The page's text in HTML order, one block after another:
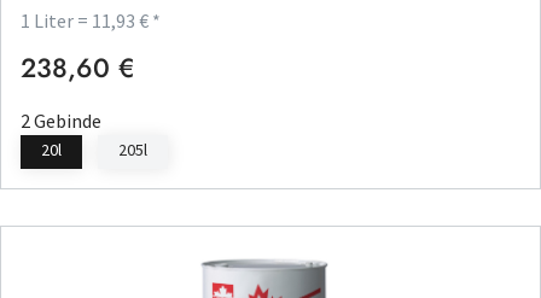
1 Liter = 11,93 € *
Regulärer Preis:
238,60 €
2 Gebinde
20l 205l